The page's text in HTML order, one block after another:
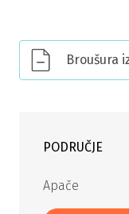
Broušura
PODRUČJE
Apače